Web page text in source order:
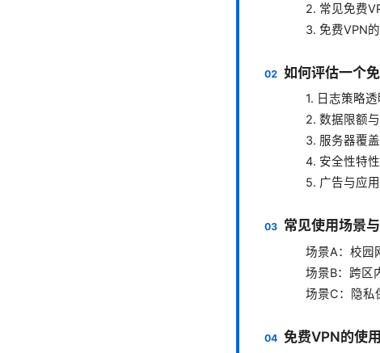
2. 常见免费
3. 免费VPN
如何评估一个
1. 日志策略
2. 数据限额
3. 服务器覆
4. 安全性特性
5. 广告与应
常见使用场景
场景A：校园
场景B：跨区
场景C：隐私
免费VPN的使